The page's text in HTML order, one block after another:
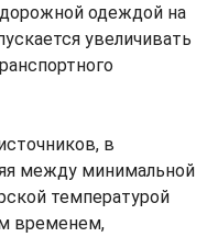
дорожной одеждой на
увеличивать
в
между минимальной
температурой
временем,